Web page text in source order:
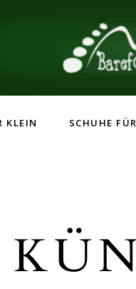
KLEIN SCHUHE FÜR